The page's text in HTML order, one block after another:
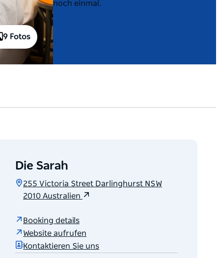
9 Fotos
noch einmal.
Die Sarah
255 Victoria Street Darlinghurst NSW
2010 Australien
Booking details
Website aufrufen
Kontaktieren Sie uns